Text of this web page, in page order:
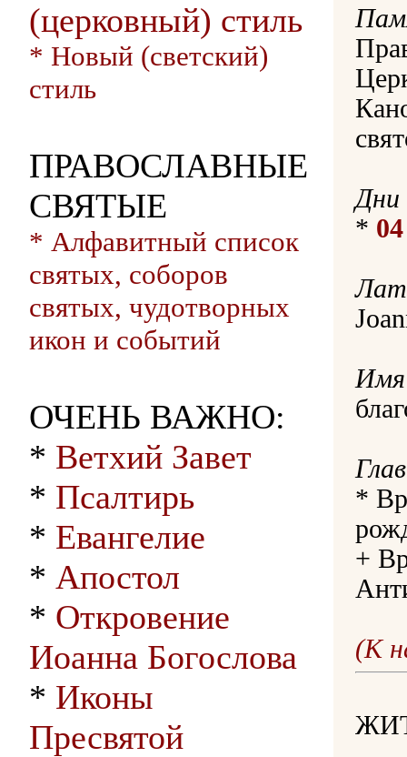
(церковный) стиль
* Новый (светский)
стиль
ПРАВОСЛАВНЫЕ
СВЯТЫЕ
* Алфавитный список
святых, соборов
святых, чудотворных
икон и событий
ОЧЕНЬ ВАЖНО:
* Ветхий Завет
* Псалтирь
* Евангелие
* Апостол
* Откровение
Иоанна Богослова
* Иконы
Пресвятой
Дни
*
Имя
*
+
(К